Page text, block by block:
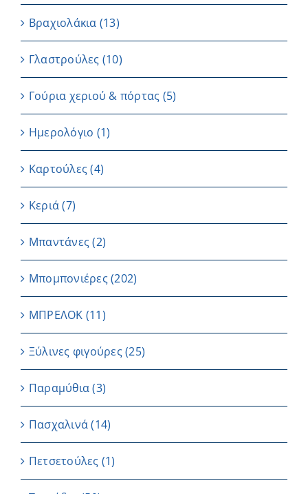
Βραχιολάκια (13)
Γλαστρούλες (10)
Γούρια χεριού & πόρτας (5)
Ημερολόγιο (1)
Καρτούλες (4)
Κεριά (7)
Μπαντάνες (2)
Μπομπονιέρες(202)
ΜΠΡΕΛΟΚ (11)
Ξύλινες φιγούρες(25)
Παραμύθια (3)
Πασχαλινά (14)
Πετσετούλες (1)